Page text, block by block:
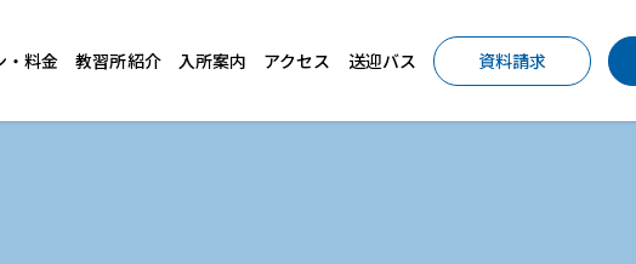
・料金 教習所紹介 入所案内 アクセス 送迎バス 資料請求